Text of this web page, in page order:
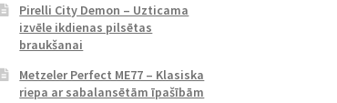
Pirelli City Demon – Uzticama
izvēle ikdienas pilsētas
braukšanai
Metzeler Perfect ME77 – Klasiska
riepa ar sabalansētām īpašībām